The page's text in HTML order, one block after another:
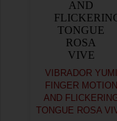
VIBRADOR YUMI
FINGER MOTION
AND
TONGUE ROSA